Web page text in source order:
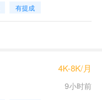
有提成
4K-8K/月
9小时前